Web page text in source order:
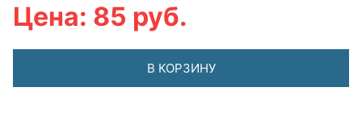
Цена: 85 руб.
В КОРЗИНУ